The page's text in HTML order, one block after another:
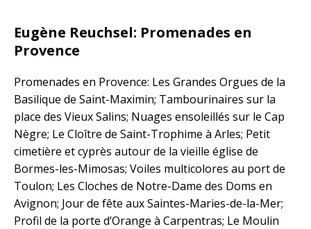
Eugène Reuchsel: Promenades en
Provence
Promenades en Provence: Les Grandes Orgues de la
Basilique de Saint-Maximin; Tambourinaires sur la
place des Vieux Salins; Nuages ensoleillés sur le Cap
Nègre; Le Cloître de Saint-Trophime à Arles; Petit
cimetière et cyprès autour de la vieille église de
Bormes-les-Mimosas; Voiles multicolores au port de
Toulon; Les Cloches de Notre-Dame des Doms en
Avignon; Jour de fête aux Saintes-Maries-de-la-Mer;
Profil de la porte d’Orange à Carpentras; Le Moulin